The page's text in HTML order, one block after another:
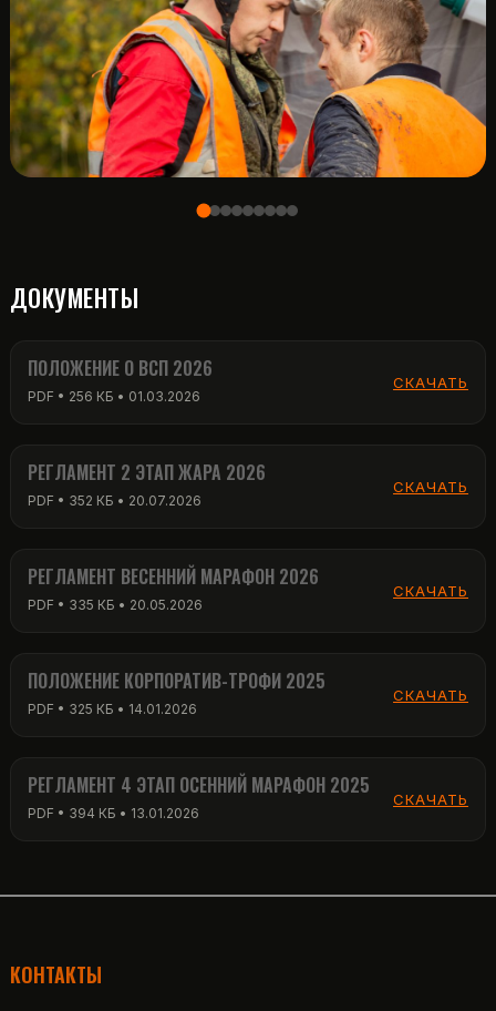
ДОКУМЕНТЫ
ПОЛОЖЕНИЕ О ВСП 2026
PDF • 256 КБ • 01.03.2026
СКАЧАТЬ
РЕГЛАМЕНТ 2 ЭТАП ЖАРА 2026
PDF • 352 КБ • 20.07.2026
СКАЧАТЬ
РЕГЛАМЕНТ ВЕСЕННИЙ МАРАФОН 2026
PDF • 335 КБ • 20.05.2026
СКАЧАТЬ
ПОЛОЖЕНИЕ КОРПОРАТИВ-ТРОФИ 2025
PDF • 325 КБ • 14.01.2026
СКАЧАТЬ
РЕГЛАМЕНТ 4 ЭТАП ОСЕННИЙ МАРАФОН 2025
PDF • 394 КБ • 13.01.2026
СКАЧАТЬ
КОНТАКТЫ